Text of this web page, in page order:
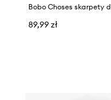
Bobo Choses skarpety
89,99 zł